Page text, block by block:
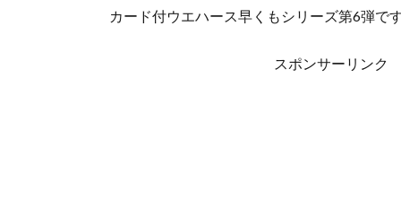
カード付ウエハース早くもシリーズ第6弾です
スポンサーリンク